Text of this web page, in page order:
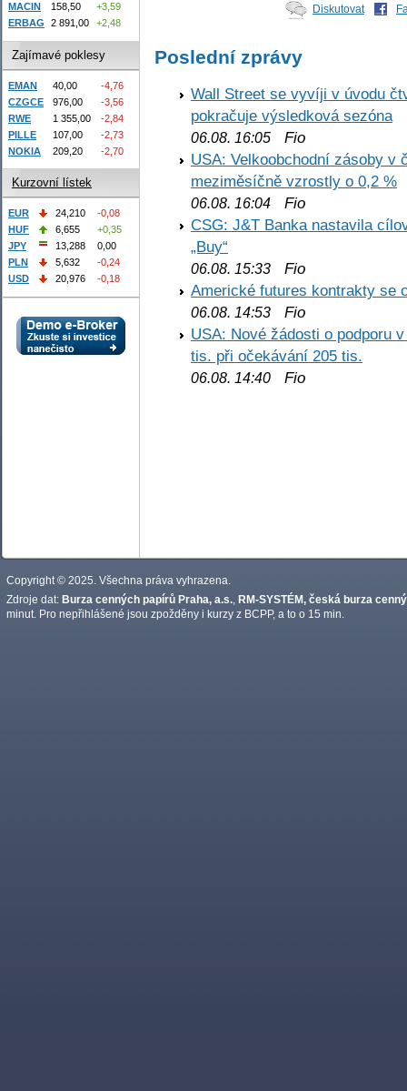
Diskutovat
Poslední zprávy
Wall Street se vyvíji v úvodu
pokračuje výsledková sezóna
06.08. 16:05 Fio
USA: Velkoobchodní zásoby v
meziměsíčně vzrostly o 0,2 %
06.08. 16:04 Fio
CSG: J&T Banka nastavila
„Buy“
06.08. 15:33 Fio
Americké futures kontrakty se
06.08. 14:53 Fio
USA: Nové žádosti o podporu
tis. při očekávání 205 tis.
06.08. 14:40 Fio
MACIN
158,50
+3,59
ERBAG
2 891,00 +2,48
Zajímavé poklesy
EMAN 40,00
-4,76
CZGCE
976,00
-3,56
RWE
1 355,00
-2,84
PILLE
107,00
-2,73
NOKIA
209,20 -2,70
Kurzovní lístek
EUR 24,210
-0,08
HUF
6,655
+0,35
JPY
13,288
0,00
PLN
5,632
-0,24
USD
20,976 -0,18
Copyright © 2025. Všechna práva vyhrazena.
Zdroje dat: Burza cenných papírů Praha, a.s. RM-SYSTÉM, česká burza
minut. Pro nepřihlášené jsou zpožděny i kurzy z BCPP, a to o 15 min.